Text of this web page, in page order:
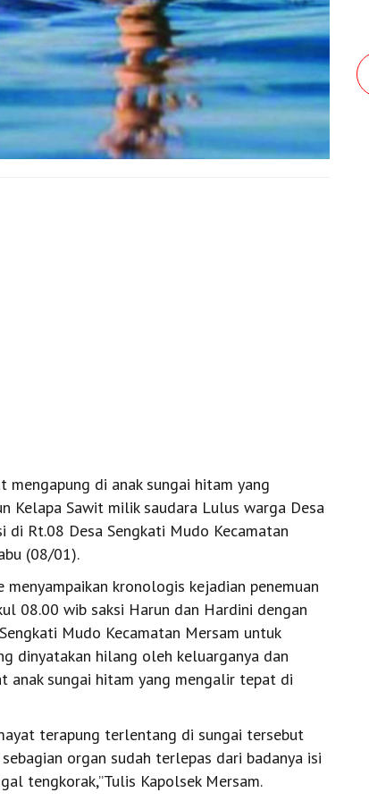
mengapung di anak sungai hitam yang
Kelapa Sawit milik saudara Lulus warga Desa
di Rt.08 Desa Sengkati Mudo Kecamatan
(08/01).
kronologis kejadian penemuan
08.00 wib saksi Harun dan Hardini dengan
Mudo Kecamatan Mersam untuk
dinyatakan hilang oleh keluarganya dan
anak sungai hitam yang mengalir tepat di
terapung terlentang di sungai tersebut
organ sudah terlepas dari badanya isi
tengkorak,”Tulis Kapolsek Mersam.